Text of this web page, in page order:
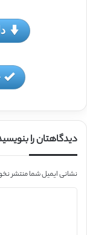
دیدگاهتان را
نشانی ایمیل شما منتشر